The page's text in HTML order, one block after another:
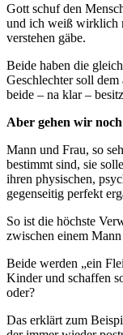
Gott schuf den
und ich weiß wirklich
verstehen gäbe.
Beide haben die
Geschlechter soll
beide – na klar –
Aber gehen wir
Mann und Frau, so
bestimmt sind, sie
ihren physischen,
gegenseitig perfekt
So ist die höchste
zwischen einem
Beide werden „ein
Kinder und schaffen
oder?
Das erklärt zum